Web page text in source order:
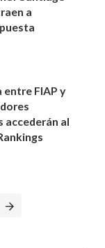
a
FIAP y
accederán al